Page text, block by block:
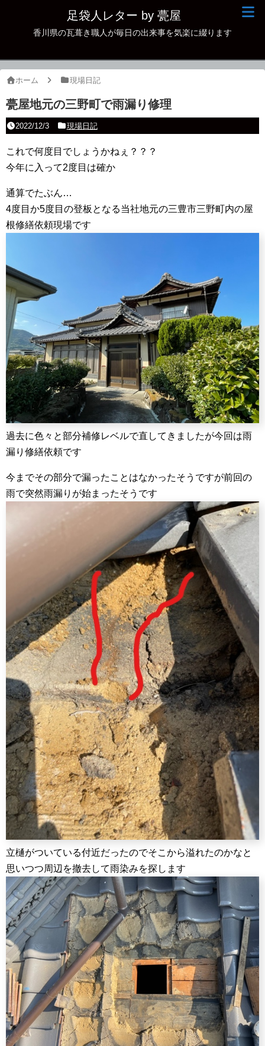
足袋人レター by 甍屋
香川県の瓦葺き職人が毎日の出来事を気楽に綴ります
ホーム 現場日記
甍屋地元の三野町で雨漏り修理
2022/12/3 現場日記
これで何度目でしょうかねぇ？？？
今年に入って2度目は確か
通算でたぶん…
4度目か5度目の登板となる当社地元の三豊市三野町内の屋
根修繕依頼現場です
過去に色々と部分補修レベルで直してきましたが今回は雨
漏り修繕依頼です
今までその部分で漏ったことはなかったそうですが前回の
雨で突然雨漏りが始まったそうです
立樋がついている付近だったのでそこから溢れたのかなと
思いつつ周辺を撤去して雨染みを探します
現場日記
古瓦
本日の一品
その他